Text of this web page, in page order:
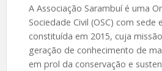
A Associação Sarambuí é uma
Sociedade Civil (OSC) com sede
constituída em 2015, cuja
geração de conhecimento de
em prol da conservação e